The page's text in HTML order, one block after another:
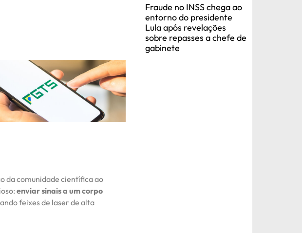
da comunidade científica ao
enviar sinais a um corpo
feixes de laser de alta
Fraude no INSS chega ao
entorno do presidente
Lula após revelações
sobre repasses a chefe de
gabinete